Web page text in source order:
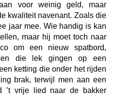
voor weinig geld, maar
kwaliteit navenant. Zoals die
jaar mee. Wie handig is kan
maar hij moet toch naar
om een nieuw spatbord,
die lek gingen op een
ketting die onder het rijden
brak, terwijl men aan een
’t vrije lied naar de bakker